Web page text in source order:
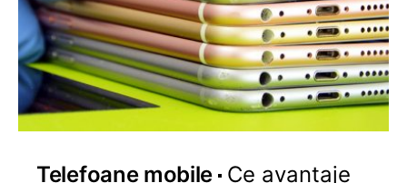
Telefoane mobile Ce avantaje